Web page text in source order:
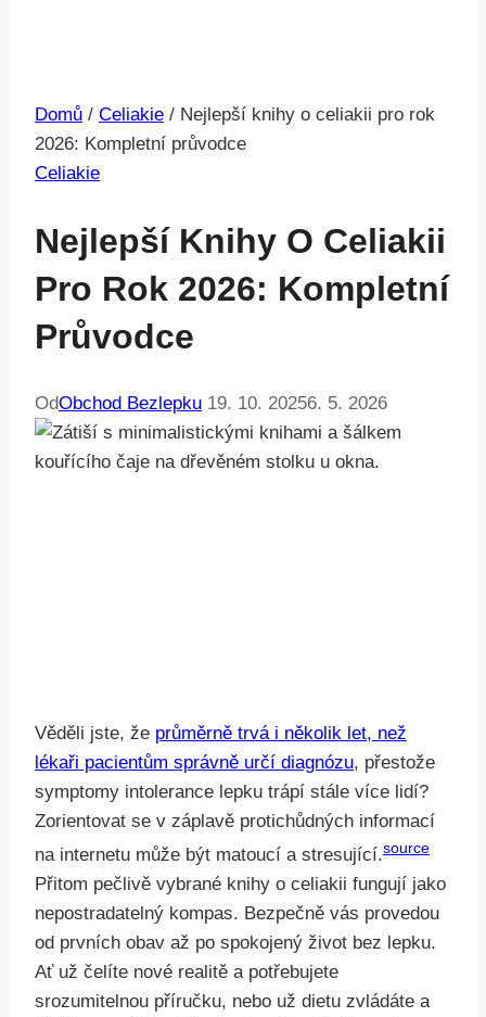
Domů / Celiakie / Nejlepší knihy o celiakii pro rok
2026: Kompletní průvodce
Celiakie
Nejlepší Knihy O Celiakii
Pro Rok 2026: Kompletní
Průvodce
OdObchod Bezlepku 19. 10. 20256. 5. 2026
Věděli jste, že průměrně trvá i několik let, než
lékaři pacientům správně určí diagnózu, přestože
symptomy intolerance lepku trápí stále více lidí?
Zorientovat se v záplavě protichůdných informací
na internetu může být matoucí a stresující.source
Přitom pečlivě vybrané knihy o celiakii fungují jako
nepostradatelný kompas. Bezpečně vás provedou
od prvních obav až po spokojený život bez lepku.
Ať už čelíte nové realitě a potřebujete
srozumitelnou příručku, nebo už dietu zvládáte a